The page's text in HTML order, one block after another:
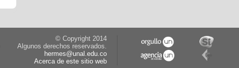
© Copyright 2014
Algunos derechos reservados.
hermes@unal.edu.co
Acerca de este sitio web